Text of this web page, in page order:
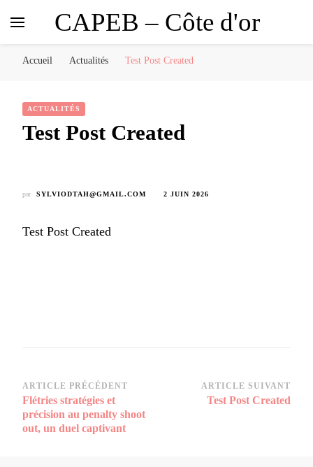
CAPEB – Côte d'or
Accueil Actualités Test Post Created
ACTUALITÉS
Test Post Created
par SYLVIODTAH@GMAIL.COM 2 JUIN 2026
Test Post Created
Navigation
d’article
ARTICLE PRÉCÉDENT
Flétries stratégies et
précision au penalty shoot
out, un duel captivant
ARTICLE SUIVANT
Test Post Created